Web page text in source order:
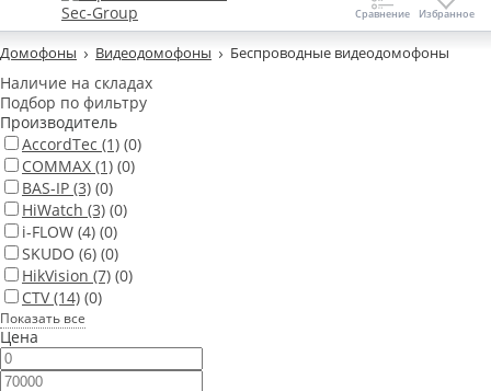
Домофоны Видеодомофоны Беспроводные видеодомофоны
Наличие на складах
Подбор по фильтру
Производитель
AccordTec (1) (0)
COMMAX (1) (0)
BAS-IP (3) (0)
HiWatch (3) (0)
i-FLOW (4) (0)
SKUDO (6) (0)
HikVision (7) (0)
CTV (14) (0)
Показать все
Цена